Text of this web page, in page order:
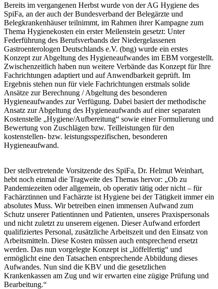
Bereits im vergangenen Herbst wurde von der AG Hygiene des
SpiFa, an der auch der Bundesverband der Belegärzte und
Belegkrankenhäuser teilnimmt, im Rahmen ihrer Kampagne zum
Thema Hygienekosten ein erster Meilenstein gesetzt: Unter
Federführung des Berufsverbands der Niedergelassenen
Gastroenterologen Deutschlands e.V. (bng) wurde ein erstes
Konzept zur Abgeltung des Hygieneaufwandes im EBM vorgestellt.
Zwischenzeitlich haben nun weitere Verbände das Konzept für Ihre
Fachrichtungen adaptiert und auf Anwendbarkeit geprüft. Im
Ergebnis stehen nun für viele Fachrichtungen erstmals solide
Ansätze zur Berechnung / Abgeltung des besonderen
Hygieneaufwandes zur Verfügung. Dabei basiert der methodische
Ansatz zur Abgeltung des Hygieneaufwands auf einer separaten
Kostenstelle „Hygiene/Aufbereitung“ sowie einer Formulierung und
Bewertung von Zuschlägen bzw. Teilleistungen für den
kostenstellen- bzw. leistungsspezifischen, besonderen
Hygieneaufwand.
Der stellvertretende Vorsitzende des SpiFa, Dr. Helmut Weinhart,
hebt noch einmal die Tragweite des Themas hervor: „Ob zu
Pandemiezeiten oder allgemein, ob operativ tätig oder nicht – für
Fachärztinnen und Fachärzte ist Hygiene bei der Tätigkeit immer ein
absolutes Muss. Wir betreiben einen immensen Aufwand zum
Schutz unserer Patientinnen und Patienten, unseres Praxispersonals
und nicht zuletzt zu unserem eigenen. Dieser Aufwand erfordert
qualifiziertes Personal, zusätzliche Arbeitszeit und den Einsatz von
Arbeitsmitteln. Diese Kosten müssen auch entsprechend ersetzt
werden. Das nun vorgelegte Konzept ist „löffelfertig“ und
ermöglicht eine den Tatsachen entsprechende Abbildung dieses
Aufwandes. Nun sind die KBV und die gesetzlichen
Krankenkassen am Zug und wir erwarten eine zügige Prüfung und
Bearbeitung.“